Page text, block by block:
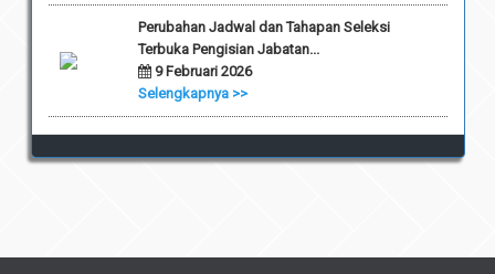
Perubahan Jadwal dan Tahapan Seleksi
Terbuka Pengisian Jabatan...
9 Februari 2026
Selengkapnya >>